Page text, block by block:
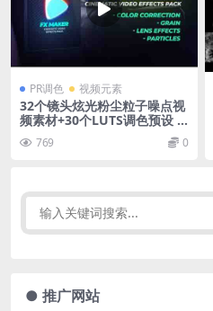
PR调色 视频元素
32个镜头炫光粉尘粒子噪点视
频素材+30个LUTS调色预设 F
X Maker Video Effects Pack
769 0
● 推广网站